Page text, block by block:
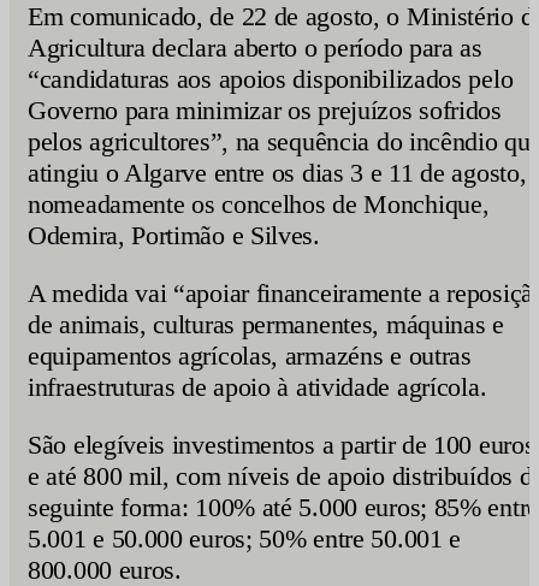
Em comunicado, de 22 de agosto, o Ministério
Agricultura declara aberto o período para as
“candidaturas aos apoios disponibilizados pelo
Governo para minimizar os prejuízos sofridos
pelos agricultores”, na sequência do incêndio
atingiu o Algarve entre os dias 3 e 11 de agosto,
nomeadamente os concelhos de Monchique,
Odemira, Portimão e Silves.
A medida vai “apoiar financeiramente a
de animais, culturas permanentes, máquinas e
equipamentos agrícolas, armazéns e outras
infraestruturas de apoio à atividade agrícola.
São elegíveis investimentos a partir de 100 euros
e até 800 mil, com níveis de apoio distribuídos
seguinte forma: 100% até 5.000 euros; 85% entre
5.001 e 50.000 euros; 50% entre 50.001 e
800.000 euros.